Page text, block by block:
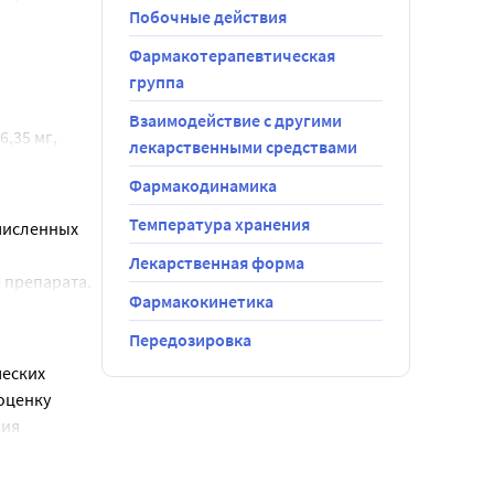
или
12
мг,
мг,
мг,
0,60 мг,
или в
может
Побочные действия
Фармакотерапевтическая
группа
Взаимодействие с другими
лекарственными средствами
Фармакодинамика
Температура хранения
Лекарственная форма
Фармакокинетика
Передозировка